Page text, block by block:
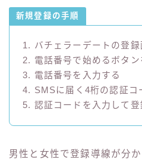
新規登録の手順
1. バチェラーデートの登録
2. 電話番号で始めるボタン
3. 電話番号を入力する
4. SMSに届く4桁の認証コ
5. 認証コードを入力して登
男性と女性で登録導線が分